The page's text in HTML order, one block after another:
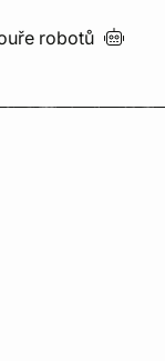
robotů